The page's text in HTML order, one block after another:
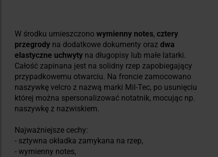
W środku umieszczono wymienny notes, cztery
przegrody na dodatkowe dokumenty oraz dwa
elastyczne uchwyty na długopisy lub małe latarki.
Całość zapinana jest na solidny rzep zapobiegający
przypadkowemu otwarciu. Na froncie zamocowano
naszywkę velcro z nazwą marki Mil-Tec, po usunięciu
której można spersonalizować notatnik, mocując np.
naszywkę z nazwiskiem.
Najważniejsze cechy:
- sztywna okładka zamykana na rzep,
- wymienny notes,